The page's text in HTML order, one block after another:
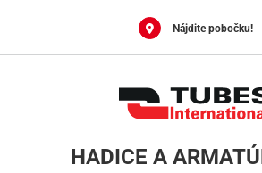
Nájdite pobočku!
HADICE A